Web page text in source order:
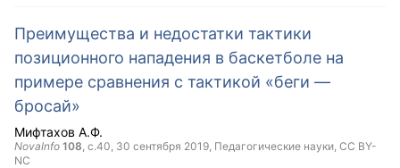
Преимущества и недостатки тактики
позиционного нападения в баскетболе на
примере сравнения с тактикой «беги —
бросай»
Мифтахов А.Ф.
NovaInfo 108, с.40, 30 сентября 2019, Педагогические науки, CC BY-
NC